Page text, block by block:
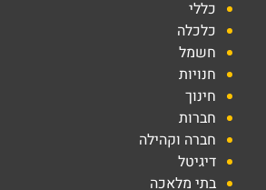
כללי
כלכלה
חשמל
חנויות
חינוך
חברות
חברה וקהילה
דיגיטל
בתי מלאכה